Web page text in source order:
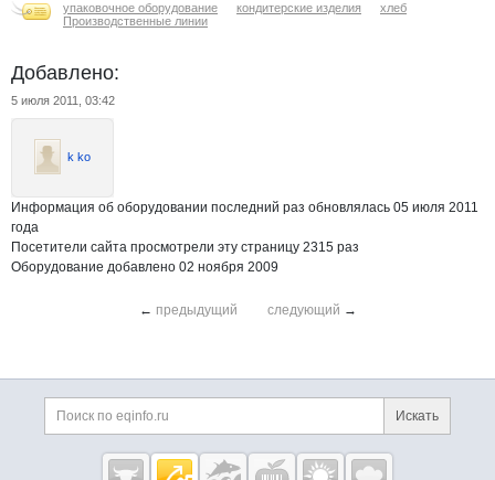
упаковочное оборудование кондитерские изделия
хлеб
Производственные линии
Добавлено:
5 июля 2011, 03:42
k ko
Информация об оборудовании последний раз обновлялась 05 июля 2011
года
Посетители сайта просмотрели эту страницу 2315 раз
Оборудование добавлено 02 ноября 2009
← предыдущий следующий →
Дополнительная информация
Поиск по сайту и
Искать
Cсылки на полезные проекты